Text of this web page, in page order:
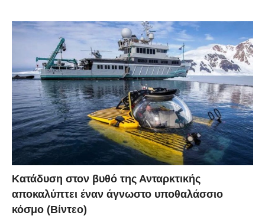
Κατάδυση στον βυθό της Ανταρκτικής
αποκαλύπτει έναν άγνωστο υποθαλάσσιο
κόσμο (Βίντεο)